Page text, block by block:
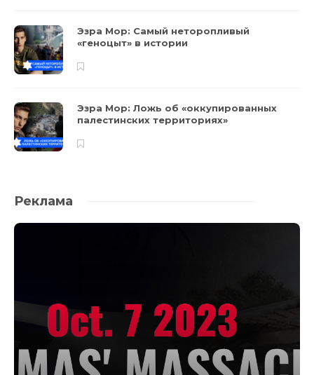
Эзра Мор: Самый неторопливый
«геноцыт» в истории
Эзра Мор: Ложь об «оккупированных
палестинских территориях»
Реклама